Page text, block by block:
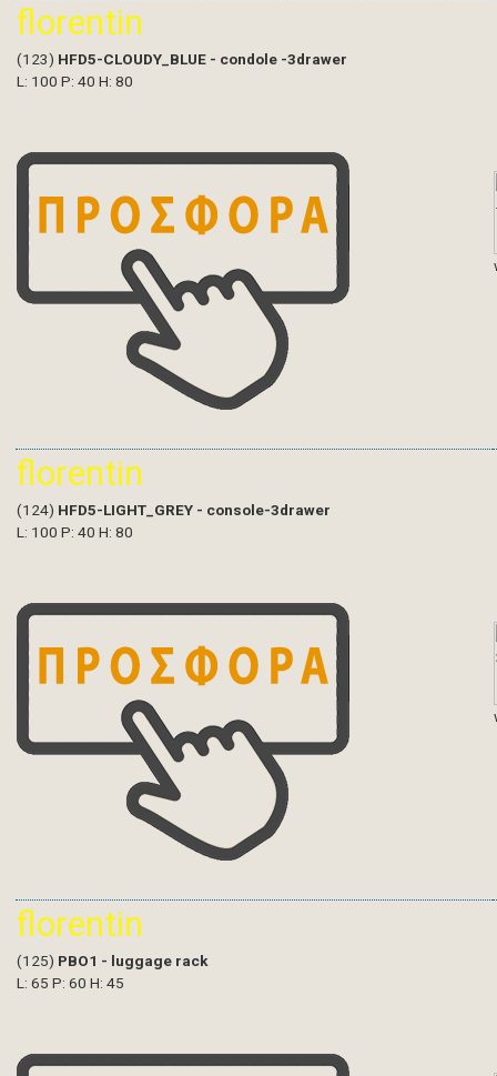
florentin
(123) HFD5-CLOUDY_BLUE - condole -3drawer
L: 100 P: 40 H: 80
florentin
(124) HFD5-LIGHT_GREY - console-3drawer
L: 100 P: 40 H: 80
florentin
(125) PBO1 - luggage rack
L: 65 P: 60 H: 45